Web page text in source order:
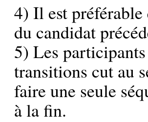
4) Il est
du candidat
5) Les
transitions cut au
faire une seule
à la fin.